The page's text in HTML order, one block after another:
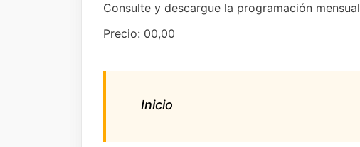
Consulte y descargue la programación mensual
Precio: 00,00
Inicio